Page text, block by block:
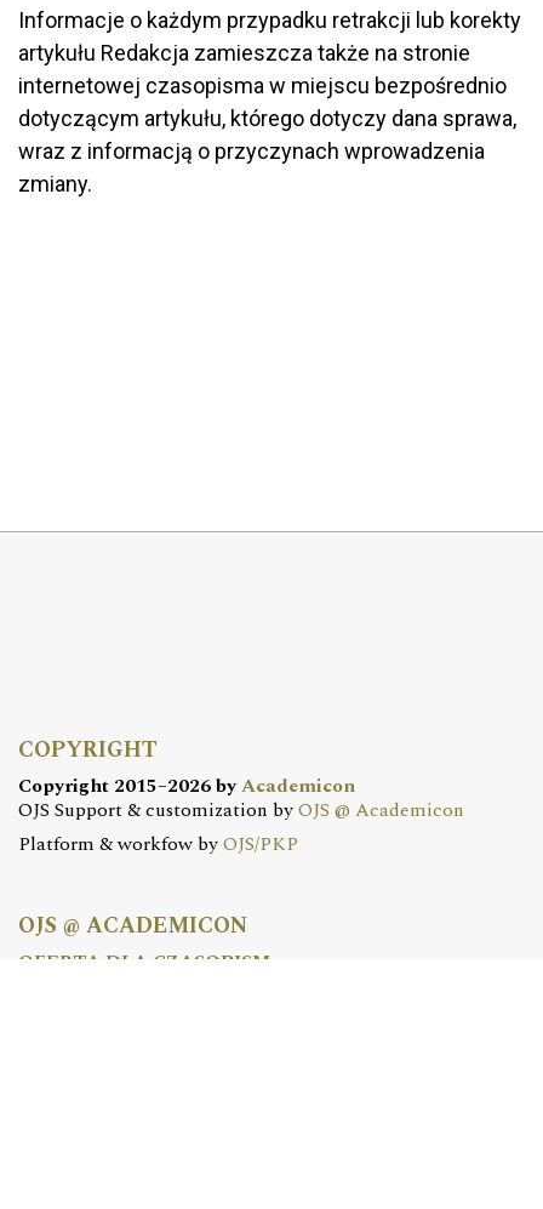
Informacje o każdym przypadku retrakcji lub korekty
artykułu Redakcja zamieszcza także na stronie
internetowej czasopisma w miejscu bezpośrednio
dotyczącym artykułu, którego dotyczy dana sprawa,
wraz z informacją o przyczynach wprowadzenia
zmiany.
COPYRIGHT
Copyright 2015–2026 byAcademicon
OJS Support & customization byOJS @ Academicon
Platform & workfow byOJS/PKP
OJS @ ACADEMICON
OFERTA DLA CZASOPISM